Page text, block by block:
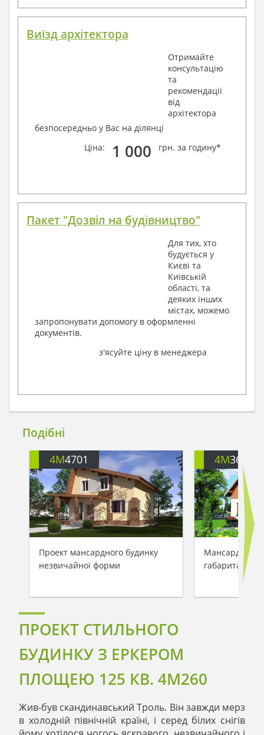
Виїзд архітектора
Отримайте
консультацію
та
рекомендації
від
архітектора
безпосередньо у Вас на ділянці
Ціна:
1 000 грн. за годину*
Пакет "Дозвіл на будівництво"
Для тих, хто
будується у
Києві та
Київській
області, та
деяких інших
містах, можемо
запропонувати допомогу в оформленні
документів.
з'ясуйте ціну в менеджера
Подібні
4M4701
Проект мансардного будинку
незвичайної форми
4M3617
Мансардний
габаритами 8
ПРОЕКТ СТИЛЬНОГО
БУДИНКУ З ЕРКЕРОМ
ПЛОЩЕЮ 125 КВ. 4M260
Жив-був скандинавський Троль. Він завжди мерз
в холодній північній країні, і серед білих снігів